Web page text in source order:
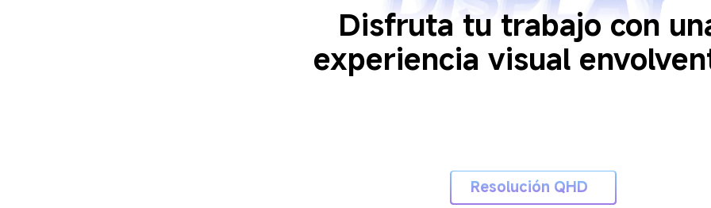
Disfruta tu trabajo con
experiencia visual
Resolución QHD